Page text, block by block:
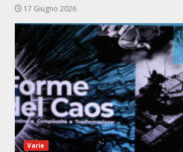
17 Giugno 2026
Varie